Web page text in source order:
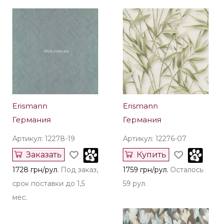
Erismann
Германия
Артикул: 12278-19
Заказать
1728 грн/рул. Под заказ,
срок поставки до 1,5
мес.
Erismann
Германия
Артикул: 12276-07
Купить
1759 грн/рул. Осталось
59 рул.